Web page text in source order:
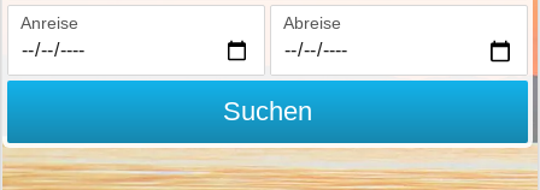
Anreise Abreise
Suchen